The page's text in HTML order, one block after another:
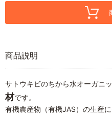
商品説明
サトウキビのちから水オーガニッ
材です。
有機農産物（有機JAS）の生産